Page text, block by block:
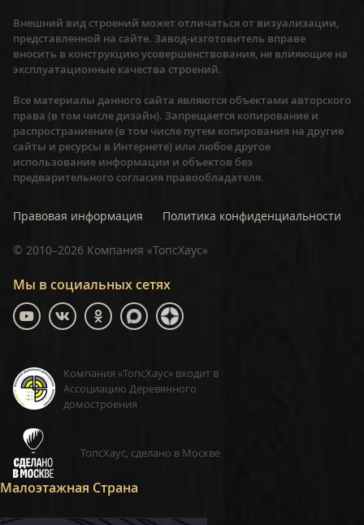
Мы в социальных сетях
Компания «ТопсХаус» входит в
Ассоциацию Деревянного
домостроения
ТопсХаус, сделано в Москве
Малоэтажная Страна
Внешний вид строений может отличаться от визуализации,
представленной на сайте. Завод-изготовитель вправе
вносить в конструкцию усовершенствования, не влияющие на
эксплуатационные качества строений.
Все материалы данного сайта являются объектами авторского
права (в том числе дизайн). Запрещается копирование и
распространиение (в том числе путем копирования на другие
сайты и ресурсы в Интернете) или любое другое
использование информации и объектов без
предварительного согласия правообладателя.
Правовая информация Политика конфиденциальности
© 2010–2026 Компания «ТопсХаус»